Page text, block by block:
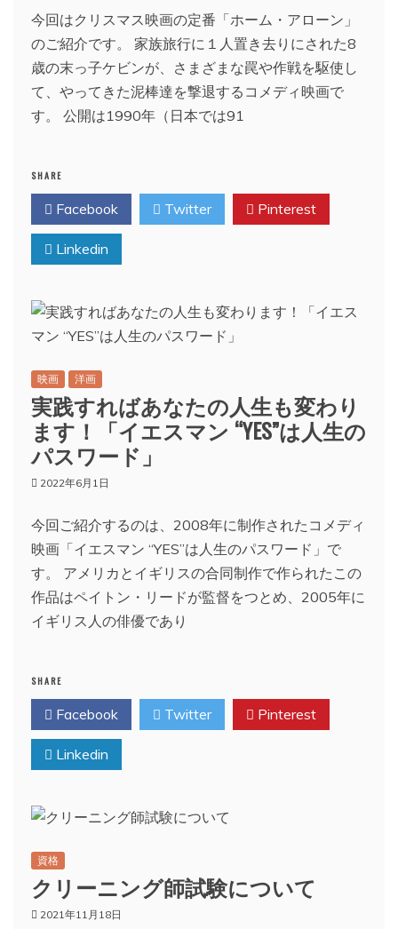
今回はクリスマス映画の定番「ホーム・アローン」
のご紹介です。 家族旅行に１人置き去りにされた8
歳の末っ子ケビンが、さまざまな罠や作戦を駆使し
て、やってきた泥棒達を撃退するコメディ映画で
す。 公開は1990年（日本では91
SHARE
Facebook Twitter Pinterest
Linkedin
映画 洋画
実践すればあなたの人生も変わり
ます！「イエスマン “YES”は人生の
パスワード」
2022年6月1日
今回ご紹介するのは、2008年に制作されたコメディ
映画「イエスマン “YES”は人生のパスワード」で
す。 アメリカとイギリスの合同制作で作られたこの
作品はペイトン・リードが監督をつとめ、2005年に
イギリス人の俳優であり
SHARE
Facebook Twitter Pinterest
Linkedin
資格
クリーニング師試験について
2021年11月18日